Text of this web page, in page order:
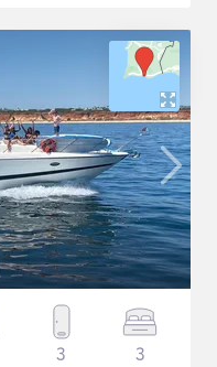
3 3